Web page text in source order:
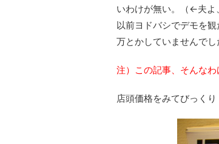
いわけが無い。（←夫よ
以前ヨドバシでデモを
万とかしていませんで
注）この記事、そんな
店頭価格をみてびっくり